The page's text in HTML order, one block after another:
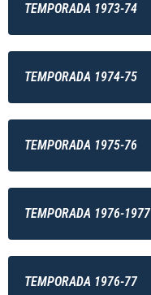
TEMPORADA 1973-74
TEMPORADA 1974-75
TEMPORADA 1975-76
TEMPORADA 1976-1977
TEMPORADA 1976-77